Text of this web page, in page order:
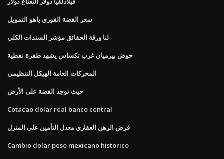
سعر الفضة الفوري ياهو التمويل
لنا ورقة الحقائق مؤشر السندات الكلي
حوض بيرميان غرب تكساس يشهد طفرة نفطية
المحركات العامة الهيكل التنظيمي
حيث توجد الفضة على الأرض
Cotacao dolar real banco central
قرض الرهن العقاري معدل التأمين على المنزل
Cambio dolar peso mexicano historico